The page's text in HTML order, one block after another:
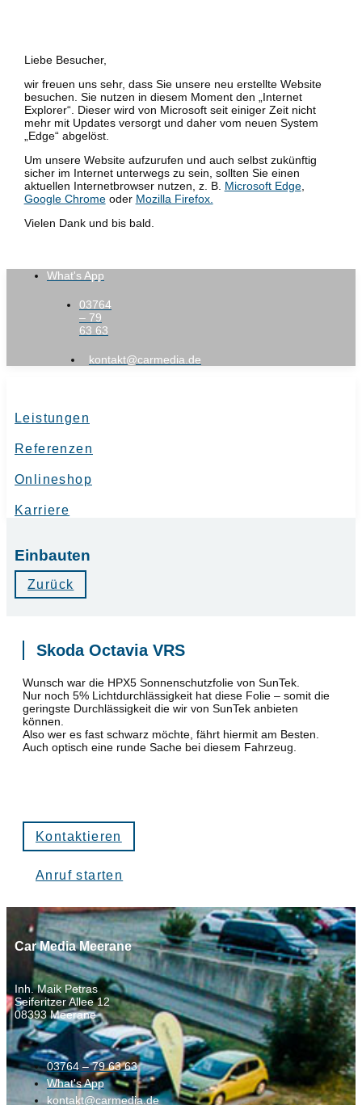
Liebe Besucher,
wir freuen uns sehr, dass Sie unsere neu erstellte Website
besuchen. Sie nutzen in diesem Moment den „Internet
Explorer“. Dieser wird von Microsoft seit einiger Zeit nicht
mehr mit Updates versorgt und daher vom neuen System
„Edge“ abgelöst.
Um unsere Website aufzurufen und auch selbst zukünftig
sicher im Internet unterwegs zu sein, sollten Sie einen
aktuellen Internetbrowser nutzen, z. B. Microsoft Edge,
Google Chromeoder Mozilla Firefox.
Vielen Dank und bis bald.
What's App
03764
– 79
63 63
kontakt@carmedia.de
Leistungen
Referenzen
Onlineshop
Karriere
Einbauten
Zurück
Skoda Octavia VRS
Wunsch war die HPX5 Sonnenschutzfolie von SunTek.
Nur noch 5% Lichtdurchlässigkeit hat diese Folie – somit die
geringste Durchlässigkeit die wir von SunTek anbieten
können.
Also wer es fast schwarz möchte, fährt hiermit am Besten.
Auch optisch eine runde Sache bei diesem Fahrzeug.
Kontaktieren
Anruf starten
Car Media Meerane
Inh. Maik Petras
Seiferitzer Allee 12
08393 Meerane
03764 – 79 63 63
What's App
kontakt@carmedia.de